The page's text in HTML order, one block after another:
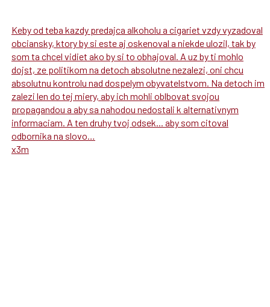
Keby od teba kazdy predajca alkoholu a cigariet vzdy vyzadoval
obciansky, ktory by si este aj oskenoval a niekde ulozil, tak by
som ta chcel vidiet ako by si to obhajoval. A uz by ti mohlo
dojst, ze politikom na detoch absolutne nezalezi, oni chcu
absolutnu kontrolu nad dospelym obyvatelstvom. Na detoch im
zalezi len do tej miery, aby ich mohli oblbovat svojou
propagandou a aby sa nahodou nedostali k alternativnym
informaciam. A ten druhy tvoj odsek... aby som citoval
odbornika na slovo…
x3m